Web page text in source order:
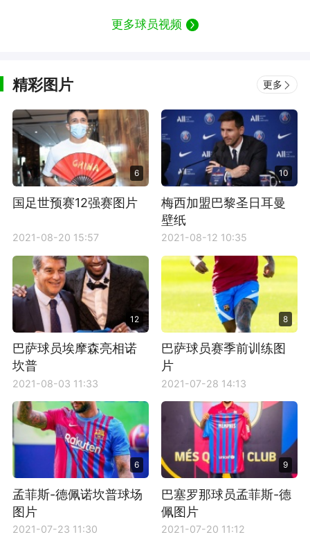
更多球员视频
精彩图片 更多
6
国足世预赛12强赛图片
2021-08-20 15:57
10
梅西加盟巴黎圣日耳曼
壁纸
2021-08-12 10:35
12
巴萨球员埃摩森亮相诺
坎普
2021-08-03 11:33
8
巴萨球员赛季前训练图
片
2021-07-28 14:13
6
孟菲斯-德佩诺坎普球场
图片
2021-07-23 11:30
9
巴塞罗那球员孟菲斯-德
佩图片
2021-07-20 11:12